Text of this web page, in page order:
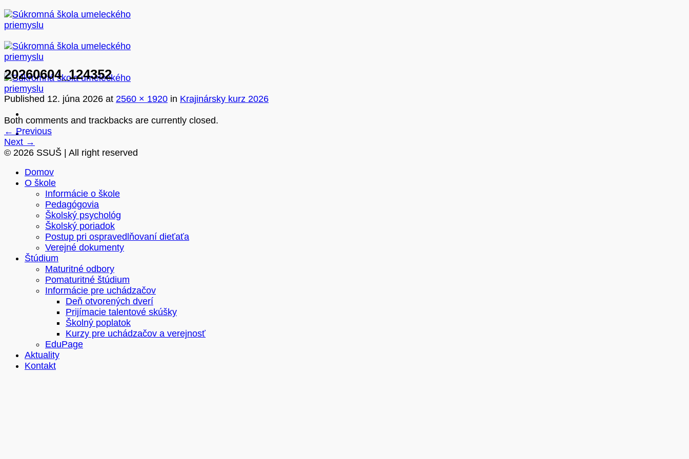
Skip
to
content
20260604_124352
Published 12. júna 2026 at 2560 × 1920 in Krajinársky kurz 2026
Both comments and trackbacks are currently closed.
← Previous
Next →
© 2026 SSUŠ | All right reserved
Domov
O škole
Informácie o škole
Pedagógovia
Školský psychológ
Školský poriadok
Postup pri ospravedlňovaní dieťaťa
Verejné dokumenty
Štúdium
Maturitné odbory
Pomaturitné štúdium
Informácie pre uchádzačov
Deň otvorených dverí
Prijímacie talentové skúšky
Školný poplatok
Kurzy pre uchádzačov a verejnosť
EduPage
Aktuality
Kontakt